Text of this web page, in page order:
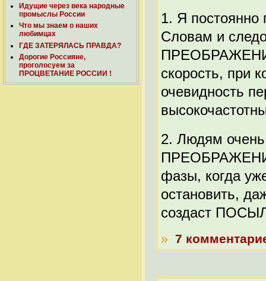
Идущие через века народные
промыслы России
Что мы знаем о наших
любимцах
ГДЕ ЗАТЕРЯЛАСЬ ПРАВДА?
Дорогие Россияне,
проголосуем за
ПРОЦВЕТАНИЕ РОССИИ !
1. Я
Словам и
скорость, при
очевидность
2. Людям очень
ПРЕОБРАЖЕНИЯ
фазы, когда
остановить,
создаст
» 7